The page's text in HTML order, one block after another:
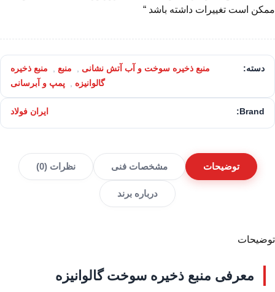
ممکن است تغییرات داشته باشد “
دسته: منبع ذخیره سوخت و آب آتش نشانی منبع
منبع ذخیره
گالوانیزه
پمپ و آبرسانی
Brand: ایران فولاد
توضیحات مشخصات فنی نظرات (0)
درباره برند
توضیحات
معرفی منبع ذخیره سوخت گالوانیزه